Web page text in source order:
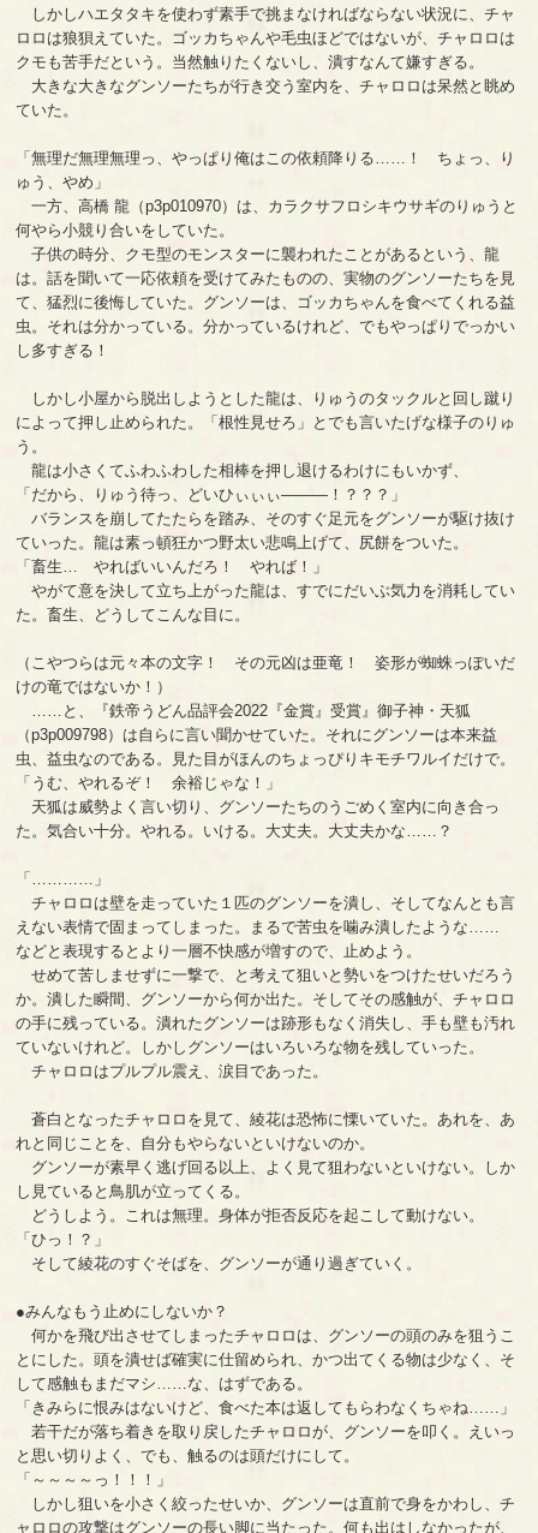
しかしハエタタキを使わず素手で挑まなければならない状況に、チャ
ロロは狼狽えていた。ゴッカちゃんや毛虫ほどではないが、チャロロは
クモも苦手だという。当然触りたくないし、潰すなんて嫌すぎる。
大きな大きなグンソーたちが行き交う室内を、チャロロは呆然と眺め
ていた。
「無理だ無理無理っ、やっぱり俺はこの依頼降りる……！ ちょっ、り
ゅう、やめ」
一方、高橋 龍（p3p010970）は、カラクサフロシキウサギのりゅうと
何やら小競り合いをしていた。
子供の時分、クモ型のモンスターに襲われたことがあるという、龍
は。話を聞いて一応依頼を受けてみたものの、実物のグンソーたちを見
て、猛烈に後悔していた。グンソーは、ゴッカちゃんを食べてくれる益
虫。それは分かっている。分かっているけれど、でもやっぱりでっかい
し多すぎる！
しかし小屋から脱出しようとした龍は、りゅうのタックルと回し蹴り
によって押し止められた。「根性見せろ」とでも言いたげな様子のりゅ
う。
龍は小さくてふわふわした相棒を押し退けるわけにもいかず、
「だから、りゅう待っ、どいひぃぃぃ―――！？？？」
バランスを崩してたたらを踏み、そのすぐ足元をグンソーが駆け抜け
ていった。龍は素っ頓狂かつ野太い悲鳴上げて、尻餅をついた。
「畜生… やればいいんだろ！ やれば！」
やがて意を決して立ち上がった龍は、すでにだいぶ気力を消耗してい
た。畜生、どうしてこんな目に。
（こやつらは元々本の文字！ その元凶は亜竜！ 姿形が蜘蛛っぽいだ
けの竜ではないか！）
……と、『鉄帝うどん品評会2022『金賞』受賞』御子神・天狐
（p3p009798）は自らに言い聞かせていた。それにグンソーは本来益
虫、益虫なのである。見た目がほんのちょっぴりキモチワルイだけで。
「うむ、やれるぞ！ 余裕じゃな！」
天狐は威勢よく言い切り、グンソーたちのうごめく室内に向き合っ
た。気合い十分。やれる。いける。大丈夫。大丈夫かな……？
「…………」
チャロロは壁を走っていた１匹のグンソーを潰し、そしてなんとも言
えない表情で固まってしまった。まるで苦虫を噛み潰したような……
などと表現するとより一層不快感が増すので、止めよう。
せめて苦しませずに一撃で、と考えて狙いと勢いをつけたせいだろう
か。潰した瞬間、グンソーから何か出た。そしてその感触が、チャロロ
の手に残っている。潰れたグンソーは跡形もなく消失し、手も壁も汚れ
ていないけれど。しかしグンソーはいろいろな物を残していった。
チャロロはプルプル震え、涙目であった。
蒼白となったチャロロを見て、綾花は恐怖に慄いていた。あれを、あ
れと同じことを、自分もやらないといけないのか。
グンソーが素早く逃げ回る以上、よく見て狙わないといけない。しか
し見ていると鳥肌が立ってくる。
どうしよう。これは無理。身体が拒否反応を起こして動けない。
「ひっ！？」
そして綾花のすぐそばを、グンソーが通り過ぎていく。
●みんなもう止めにしないか？
何かを飛び出させてしまったチャロロは、グンソーの頭のみを狙うこ
とにした。頭を潰せば確実に仕留められ、かつ出てくる物は少なく、そ
して感触もまだマシ……な、はずである。
「きみらに恨みはないけど、食べた本は返してもらわなくちゃね……」
若干だが落ち着きを取り戻したチャロロが、グンソーを叩く。えいっ
と思い切りよく、でも、触るのは頭だけにして。
「～～～～っ！！！」
しかし狙いを小さく絞ったせいか、グンソーは直前で身をかわし、チ
ャロロの攻撃はグンソーの長い脚に当たった。何も出はしなかったが、